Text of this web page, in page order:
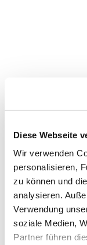
Diese Webseite
Wir verwenden
personalisieren,
zu können und
analysieren.
Verwendung
soziale Medien,
Partner führen
Dies